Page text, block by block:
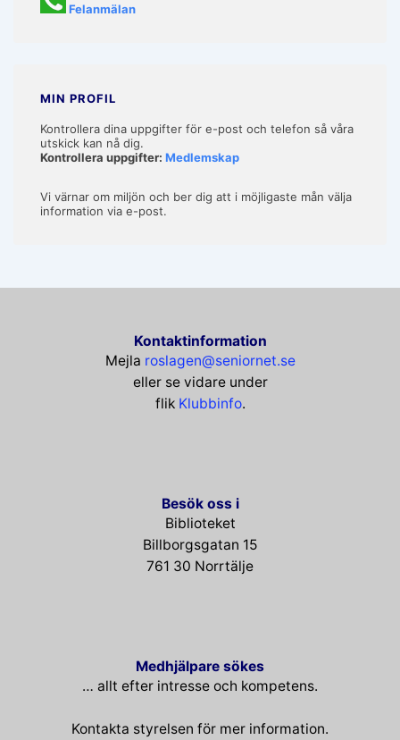
Felanmälan
MIN PROFIL
Kontrollera dina uppgifter för e-post och telefon så våra
utskick kan nå dig.
Kontrollera uppgifter: Medlemskap
Vi värnar om miljön och ber dig att i möjligaste mån välja
information via e-post.
Kontaktinformation
Mejla roslagen@seniornet.se
eller se vidare under
flik Klubbinfo.
Besök oss i
Biblioteket
Billborgsgatan 15
761 30 Norrtälje
Medhjälpare sökes
… allt efter intresse och kompetens.
Kontakta styrelsen för mer information.